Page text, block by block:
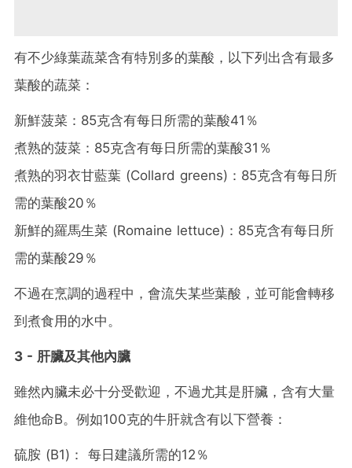
有不少綠葉蔬菜含有特別多的葉酸，以下列出含有最多
葉酸的蔬菜：
新鮮菠菜：85克含有每日所需的葉酸41％
煮熟的菠菜：85克含有每日所需的葉酸31％
煮熟的羽衣甘藍葉 (Collard greens)：85克含有每日所
需的葉酸20％
新鮮的羅馬生菜 (Romaine lettuce)：85克含有每日所
需的葉酸29％
不過在烹調的過程中，會流失某些葉酸，並可能會轉移
到煮食用的水中。
3 - 肝臟及其他內臟
雖然內臟未必十分受歡迎，不過尤其是肝臟，含有大量
維他命B。例如100克的牛肝就含有以下營養：
硫胺 (B1)： 每日建議所需的12％